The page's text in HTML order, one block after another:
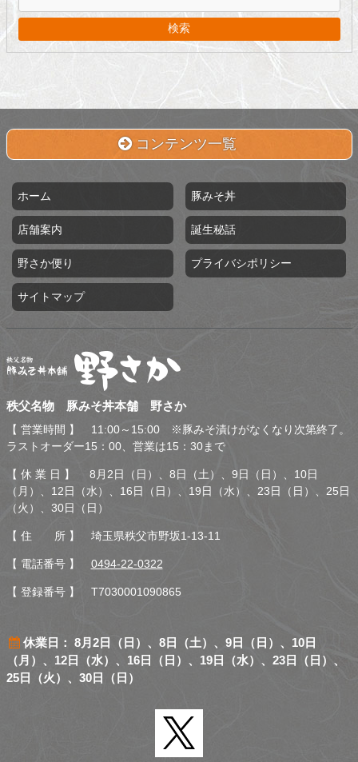
コンテンツ一覧
ホーム 豚みそ丼
店舗案内 誕生秘話
野さか便り プライバシポリシー
サイトマップ
秩父名物 豚みそ丼本舗 野
秩父名物 豚みそ丼本舗 野さか
【 営業時間 】 11:00～15:00 ※豚みそ漬けがなくなり次第終了。
ラストオーダー15：00、営業は15：30まで
【 休 業 日 】 8月2日（日）、8日（土）、9日（日）、10日
（月）、12日（水）、16日（日）、19日（水）、23日（日）、25日
（火）、30日（日）
【 住 所 】 埼玉県秩父市野坂1-13-11
【 電話番号 】 0494-22-0322
【 登録番号 】 T7030001090865
休業日： 8月2日（日）、8日（土）、9日（日）、10日
（月）、12日（水）、16日（日）、19日（水）、23日（日）、
25日（火）、30日（日）